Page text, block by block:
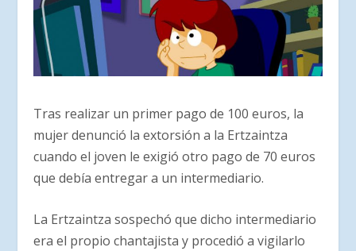
Tras realizar un primer pago de 100 euros, la
mujer denunció la extorsión a la Ertzaintza
cuando el joven le exigió otro pago de 70 euros
que debía entregar a un intermediario.
La Ertzaintza sospechó que dicho intermediario
era el propio chantajista y procedió a vigilarlo